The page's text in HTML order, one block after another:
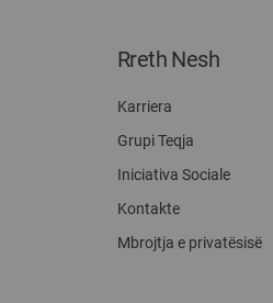
Rreth Nesh
Karriera
Grupi Teqja
Iniciativa Sociale
Kontakte
Mbrojtja e privatësisë